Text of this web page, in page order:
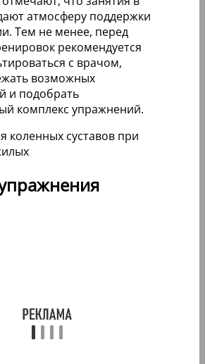
атмосферу поддержки
Тем не менее, перед
рекомендуется
с врачом,
возможных
и подобрать
комплекс упражнений.